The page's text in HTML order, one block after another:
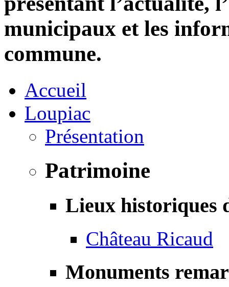
municipaux et les
commune.
Accueil
Loupiac
Présentation
Patrimoine
Lieux historiques
Château Ricaud
Monuments